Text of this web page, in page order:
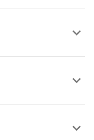
keyboard_arrow_up
keyboard_arrow_up
keyboard_arrow_up